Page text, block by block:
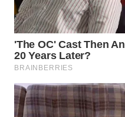
WN
CIANJUR
WN
KEPULAUAN
SERIBU